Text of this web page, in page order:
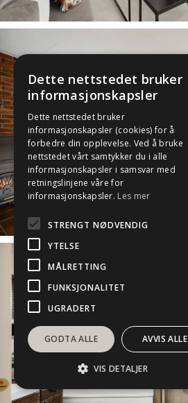
Dette nettstedet bruker
informasjonskapsler
Dette nettstedet bruker
informasjonskapsler (cookies) for å
forbedre din opplevelse. Ved å bruke
nettstedet vårt samtykker du i alle
informasjonskapsler i samsvar med
retningslinjene våre for
informasjonskapsler. Les mer
STRENGT NØDVENDIG
YTELSE
MÅLRETTING
FUNKSJONALITET
UGRADERT
GODTA ALLE AVVIS ALLE
VIS DETALJER